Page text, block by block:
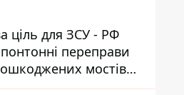
ціль для ЗСУ - РФ
переправи
мостів